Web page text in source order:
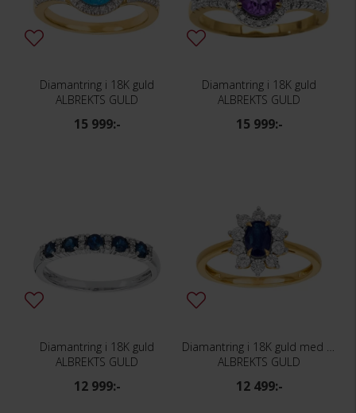
Diamantring i 18K guld
ALBREKTS GULD
15 999:-
Diamantring i 18K guld
ALBREKTS GULD
15 999:-
Diamantring i 18K guld
ALBREKTS GULD
12 999:-
Diamantring i 18K guld med en safir
ALBREKTS GULD
12 499:-